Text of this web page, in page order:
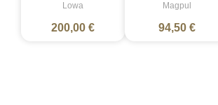
Lowa
200,00 €
Magpul
94,50 €